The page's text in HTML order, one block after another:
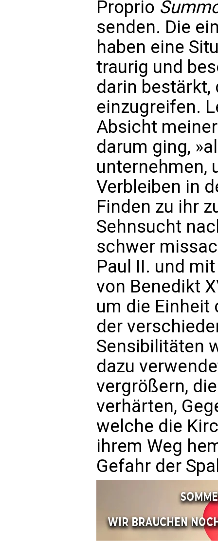
Proprio
senden. Die
haben eine
traurig und
darin
einzugreifen.
Absicht
darum ging,
unternehmen,
Verbleiben in
Finden zu ihr
Sehnsucht
schwer
Paul II. und
von Benedikt
um die Einheit
der
Sensibilitäten
dazu
vergrößern,
verhärten,
welche die
ihrem Weg
Gefahr der